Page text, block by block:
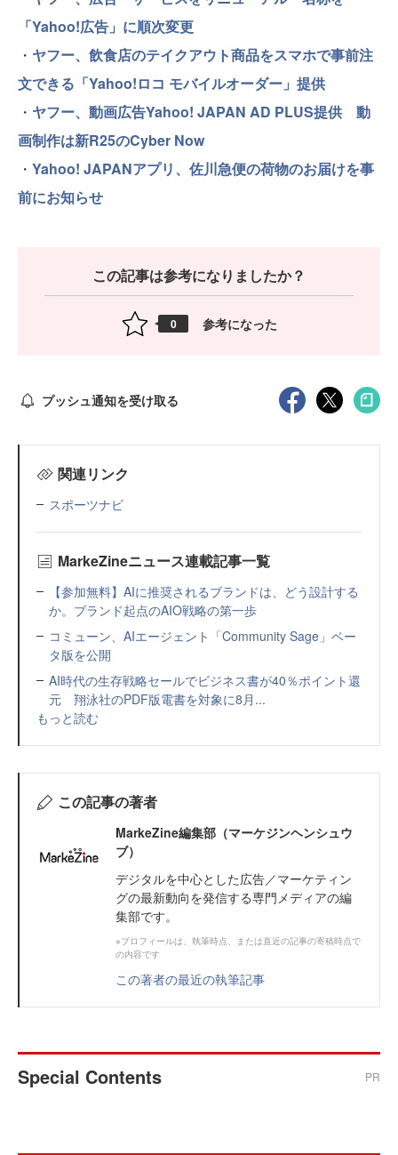
「Yahoo!広告」に順次変更
・ ヤフー、飲食店のテイクアウト商品をスマホで事前注
文できる「Yahoo!ロコ モバイルオーダー」提供
・ ヤフー、動画広告Yahoo! JAPAN AD PLUS提供 動
画制作は新R25のCyber Now
・ Yahoo! JAPANアプリ、佐川急便の荷物のお届けを事
前にお知らせ
この記事は参考になりましたか？
0 参考になった
プッシュ通知を受け取る
関連リンク
スポーツナビ
MarkeZineニュース連載記事一覧
【参加無料】AIに推奨されるブランドは、どう設計する
か。ブランド起点のAIO戦略の第一歩
コミューン、AIエージェント「Community Sage」ベー
タ版を公開
AI時代の生存戦略セールでビジネス書が40％ポイント還
元 翔泳社のPDF版電書を対象に8月...
もっと読む
この記事の著者
MarkeZine編集部（マーケジンヘンシュウ
ブ）
デジタルを中心とした広告／マーケティン
グの最新動向を発信する専門メディアの編
集部です。
※プロフィールは、執筆時点、または直近の記事の寄稿時点で
の内容です
この著者の最近の執筆記事
Special Contents PR